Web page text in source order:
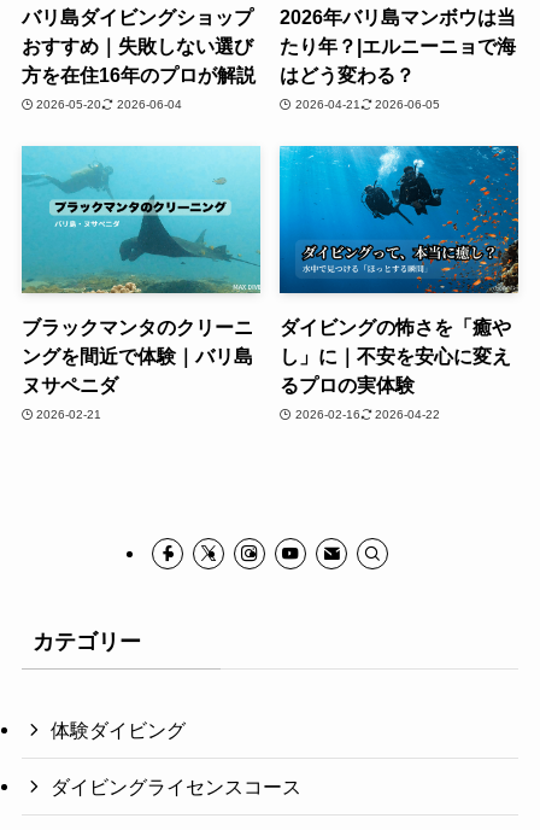
バリ島ダイビングショップ
おすすめ｜失敗しない選び
方を在住16年のプロが解説
2026-05-20 2026-06-04
2026年バリ島マンボウは当
たり年？|エルニーニョで海
はどう変わる？
2026-04-21 2026-06-05
ブラックマンタのクリーニ
ングを間近で体験｜バリ島
ヌサペニダ
2026-02-21
ダイビングの怖さを「癒や
し」に｜不安を安心に変え
るプロの実体験
2026-02-16 2026-04-22
カテゴリー
体験ダイビング
ダイビングライセンスコース